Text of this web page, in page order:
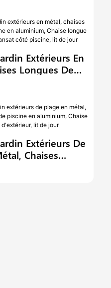
Chaise
Chaises
Canapé-Lit De
Extérieurs En
Longues De
Chaise
Transat
Lit De Jour
Extérieurs De
Chaises
Piscine En
Longue